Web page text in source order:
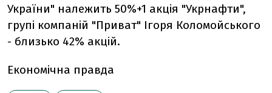
України" належить 50%+1 акція "Укрнафти",
групі компаній "Приват" Ігоря Коломойського
- близько 42% акцій.
Економічна правда